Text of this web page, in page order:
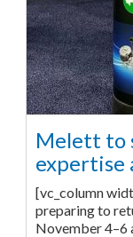
Melett to
expertise
[vc_column
preparing to
November 4–6